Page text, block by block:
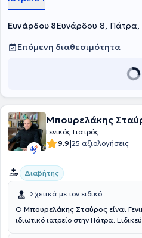
Ευνάρδου 8Εϋνάρδου 8,
Επόμενη διαθεσιμότητα
Μπουρελάκης
Γενικός Γιατρός
9.9|25 αξιολογήσεις
Διαβήτης
Σχετικά με τον ειδικό
Ο Μπουρελάκης Σταύρος είναι
ιδιωτικό ιατρείο στην Πάτρα.